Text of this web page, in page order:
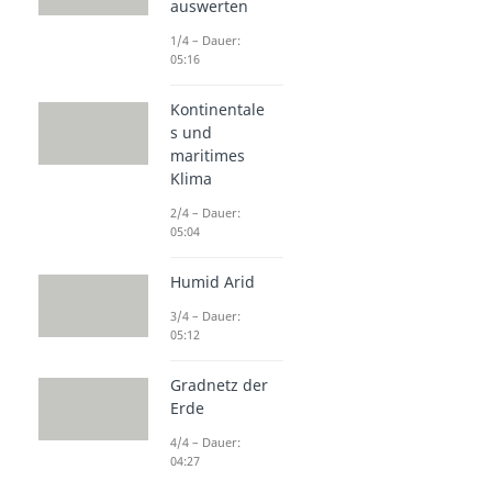
auswerten
1/4 – Dauer:
05:16
Kontinentale
s und
maritimes
Klima
2/4 – Dauer:
05:04
Humid Arid
3/4 – Dauer:
05:12
Gradnetz der
Erde
4/4 – Dauer:
04:27